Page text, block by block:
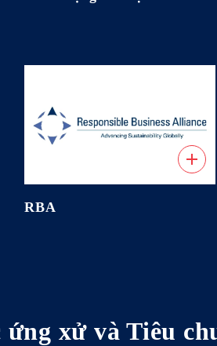
RBA
ứng xử và Tiêu